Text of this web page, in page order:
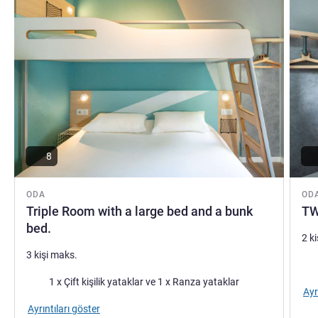
ODA
Triple Room with a large bed and a bunk
bed.
8
3 kişi maks.
1 x Çift kişilik yataklar ve 1 x Ranza yataklar
Ayrıntıları göster
2